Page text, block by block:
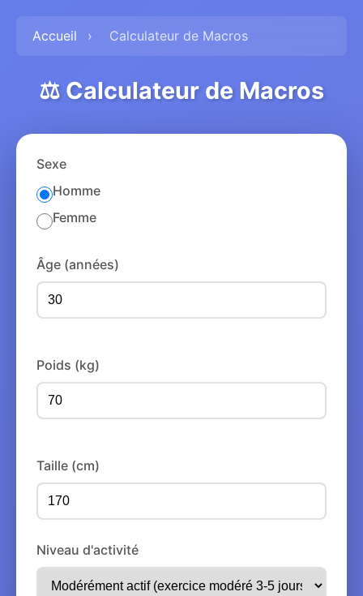
Accueil › Calculateur de Macros
⚖️ Calculateur de Macros
Sexe
Homme
Femme
Âge (années)
Poids (kg)
Taille (cm)
Niveau d'activité